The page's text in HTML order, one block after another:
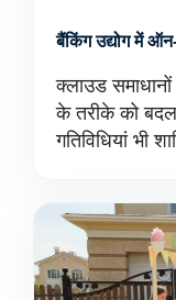
बैंकिंग उद्योग में
क्लाउड
के तरीके को बदल
गतिविधियां भी